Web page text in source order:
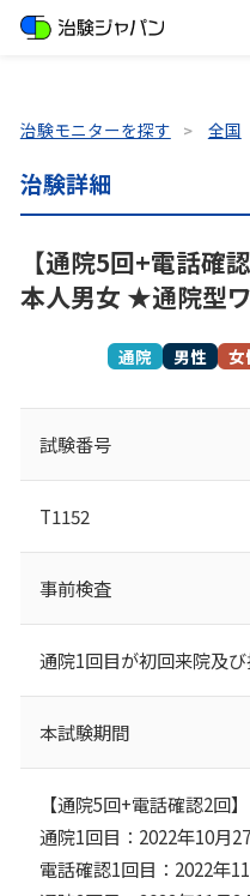
治験モニターを探す 全国
治験詳細
【通院5回+電話確
本人男女 ★通院型
通院 男性 女
試験番号
T1152
事前検査
通院1回目が初回来院及び
本試験期間
【通院5回+電話確認2回】
通院1回目：2022年10月
電話確認1回目：2022年